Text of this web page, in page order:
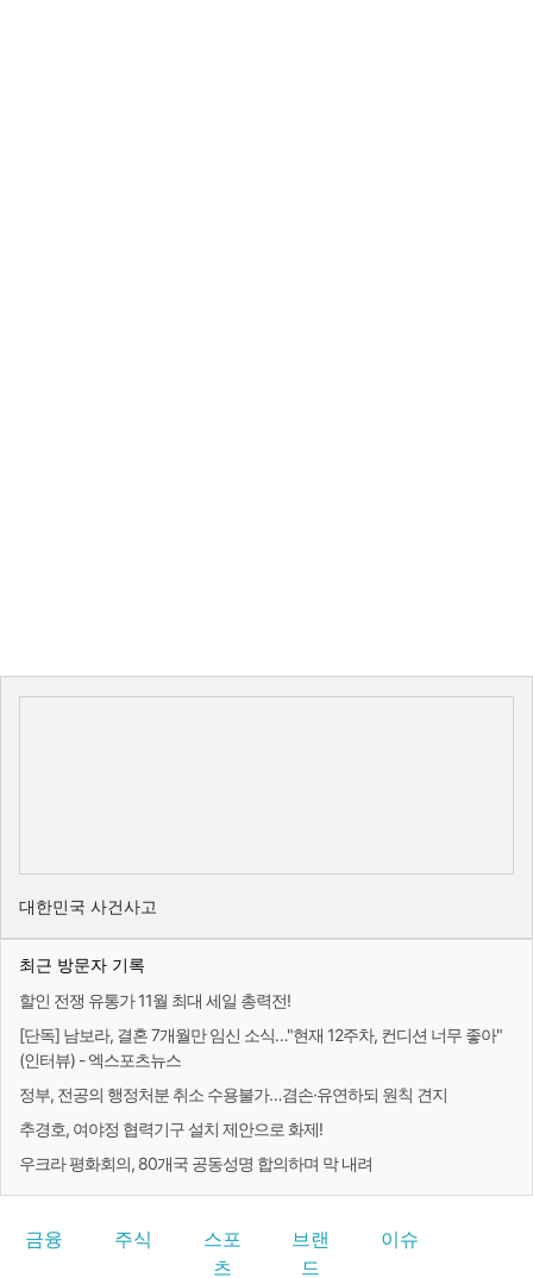
대한민국 사건사고
최근 방문자 기록
할인 전쟁 유통가 11월 최대 세일 총력전!
[단독] 남보라, 결혼 7개월만 임신 소식…"현재 12주차, 컨디션 너무 좋아"
(인터뷰) - 엑스포츠뉴스
정부, 전공의 행정처분 취소 수용불가…겸손·유연하되 원칙 견지
추경호, 여야정 협력기구 설치 제안으로 화제!
우크라 평화회의, 80개국 공동성명 합의하며 막 내려
금융 주식
스포
츠
브랜
드
이슈